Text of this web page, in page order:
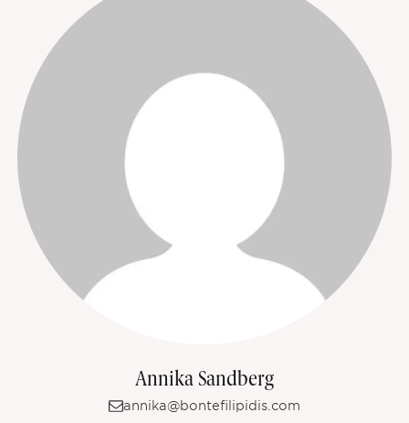
Annika Sandberg
annika@bontefilipidis.com